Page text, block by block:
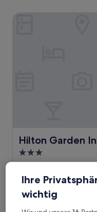
Hilton Garden
Hilton Garden Inn
3.0-
Sterne-
Unterkunft
9.0
von
10,
9,0/10 Wunderbar
Ihre
wichtig